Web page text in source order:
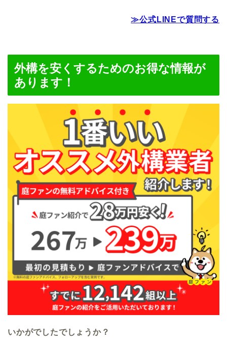
≫公式LINEで質問する
外構を安くするためのお得な情報が
あります！
いかがでしたでしょうか？